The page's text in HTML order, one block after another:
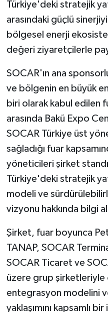
Türkiye'deki stratejik
arasındaki güçlü
bölgesel enerji
değeri ziyaretçilerle
SOCAR'ın ana
ve bölgenin en büyük
biri olarak kabul edilen
arasında Bakü Expo
SOCAR Türkiye üst
sağladığı fuar
yöneticileri şirket
Türkiye'deki stratejik
modeli ve
vizyonu hakkında bilgi
Şirket, fuar boyunca
TANAP, SOCAR
SOCAR Ticaret ve
üzere grup şirketleriyle
entegrasyon modelini
yaklaşımını kapsamlı